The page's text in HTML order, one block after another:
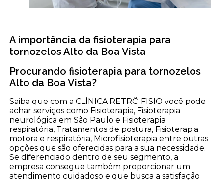
A importância da fisioterapia para
tornozelos Alto da Boa Vista
Procurando fisioterapia para tornozelos
Alto da Boa Vista?
Saiba que com a CLÍNICA RETRÔ FISIO você pode
achar serviços como Fisioterapia, Fisioterapia
neurológica em São Paulo e Fisioterapia
respiratória, Tratamentos de postura, Fisioterapia
motora e respiratória, Microfisioterapia entre outras
opções que são oferecidas para a sua necessidade.
Se diferenciado dentro de seu segmento, a
empresa consegue também proporcionar um
atendimento cuidadoso e que busca a satisfação